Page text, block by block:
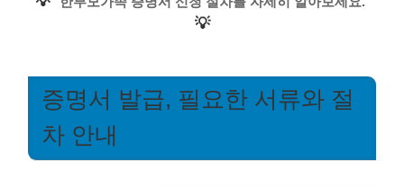
💡
증명서 발급, 필요한 서류와 절
차 안내